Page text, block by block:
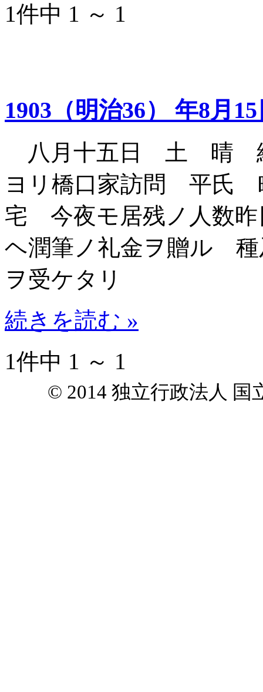
1件中 1 ～ 1
1903（明治36） 年8月
八月十五日 土 晴
ヨリ橋口家訪問 平氏
宅 今夜モ居残ノ人数
ヘ潤筆ノ礼金ヲ贈ル 種
ヲ受ケタリ
続きを読む »
1件中 1 ～ 1
© 2014 独立行政法人 国